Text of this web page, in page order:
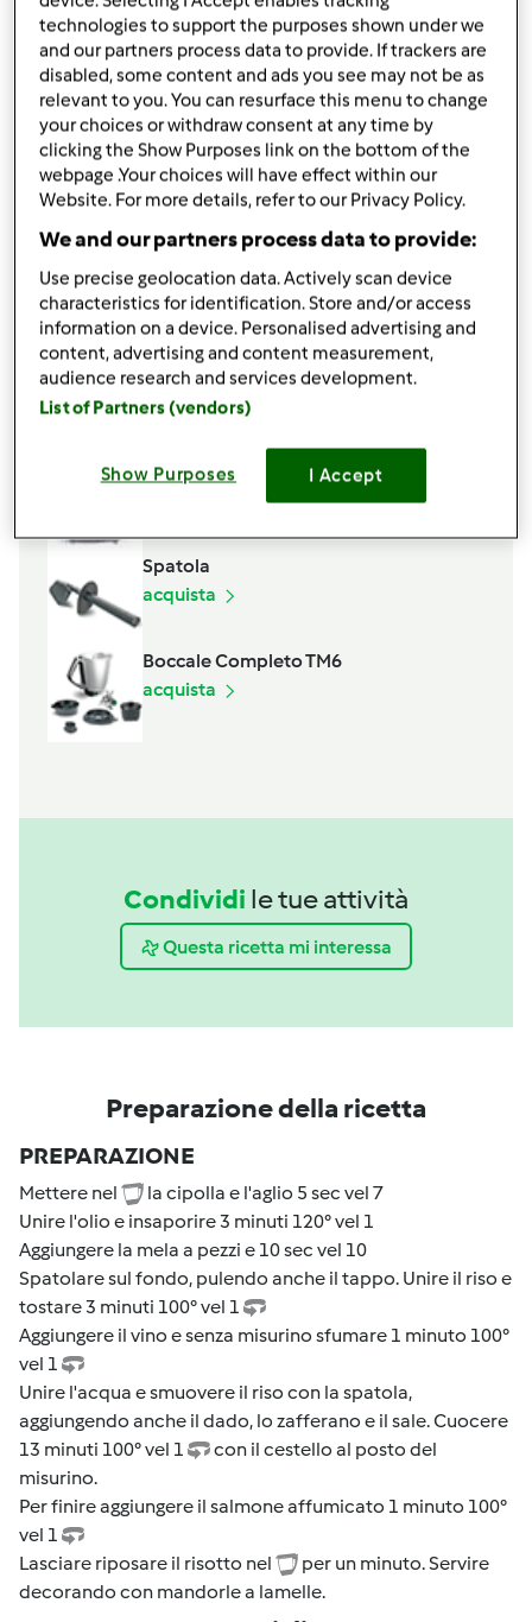
1bustina di zafferano
150gMela royal
20gcipolla bianca
1/2spicchio di aglio
1cucchiainodi dado vegetale
1/2cucchiainodi sale
20golio extravergine di oliva
vino bianco
mandorle a lamelle,
330gacqua
Aggiungi alla lista della spesa
Cestello
Spatola
acquista
Boccale Completo TM6
acquista
Condividi le tue attività
Questa ricetta mi interessa
Preparazione della ricetta
PREPARAZIONE
Mettere nel
la cipolla e l'aglio 5 sec vel 7
Unire l'olio e insaporire 3 minuti 120° vel 1
Aggiungere la mela a pezzi e 10 sec vel 10
Spatolare sul fondo, pulendo anche il tappo. Unire il riso e
tostare 3 minuti 100° vel 1
Aggiungere il vino e senza misurino sfumare 1 minuto 100°
vel 1
Unire l'acqua e smuovere il riso con la spatola,
aggiungendo anche il dado, lo zafferano e il sale. Cuocere
13 minuti 100° vel 1
con il cestello al posto del
misurino.
Per finire aggiungere il salmone affumicato 1 minuto 100°
vel 1
Lasciare riposare il risotto nel
per un minuto. Servire
decorando con mandorle a lamelle.
technologies to support the purposes shown under we
and our partners process data to provide. If trackers are
disabled, some content and ads you see may not be as
relevant to you. You can resurface this menu to change
your choices or withdraw consent at any time by
clicking the Show Purposes link on the bottom of the
webpage .Your choices will have effect within our
Website. For more details, refer to our Privacy Policy.
We and our partners process data to provide:
Use precise geolocation data. Actively scan device
characteristics for identification. Store and/or access
information on a device. Personalised advertising and
content, advertising and content measurement,
audience research and services development.
List of Partners (vendors)
Show Purposes I Accept